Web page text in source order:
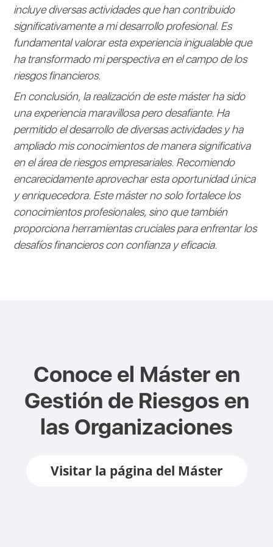
incluye diversas actividades que han contribuido
significativamente a mi desarrollo profesional. Es
fundamental valorar esta experiencia inigualable que
ha transformado mi perspectiva en el campo de los
riesgos financieros.
En conclusión, la realización de este máster ha sido
una experiencia maravillosa pero desafiante. Ha
permitido el desarrollo de diversas actividades y ha
ampliado mis conocimientos de manera significativa
en el área de riesgos empresariales. Recomiendo
encarecidamente aprovechar esta oportunidad única
y enriquecedora. Este máster no solo fortalece los
conocimientos profesionales, sino que también
proporciona herramientas cruciales para enfrentar los
desafíos financieros con confianza y eficacia.
Conoce el Máster en
Gestión de Riesgos en
las Organizaciones
Visitar la página del Máster